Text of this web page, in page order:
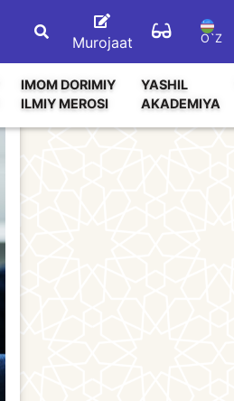
Murojaat O`Z
IMOM DORIMIY
ILMIY MEROSI
YASHIL
AKADEMIYA